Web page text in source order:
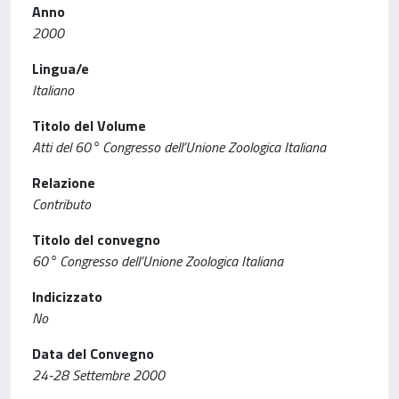
Anno
2000
Lingua/e
Italiano
Titolo del Volume
Atti del 60° Congresso dell’Unione Zoologica Italiana
Relazione
Contributo
Titolo del convegno
60° Congresso dell’Unione Zoologica Italiana
Indicizzato
No
Data del Convegno
24-28 Settembre 2000